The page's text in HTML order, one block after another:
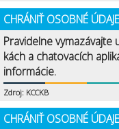
CHRÁNIŤ OSOBNÉ
Pravidelne
kách a chatovacích
informácie.
Zdroj: KCCKB
CHRÁNIŤ OSOBNÉ